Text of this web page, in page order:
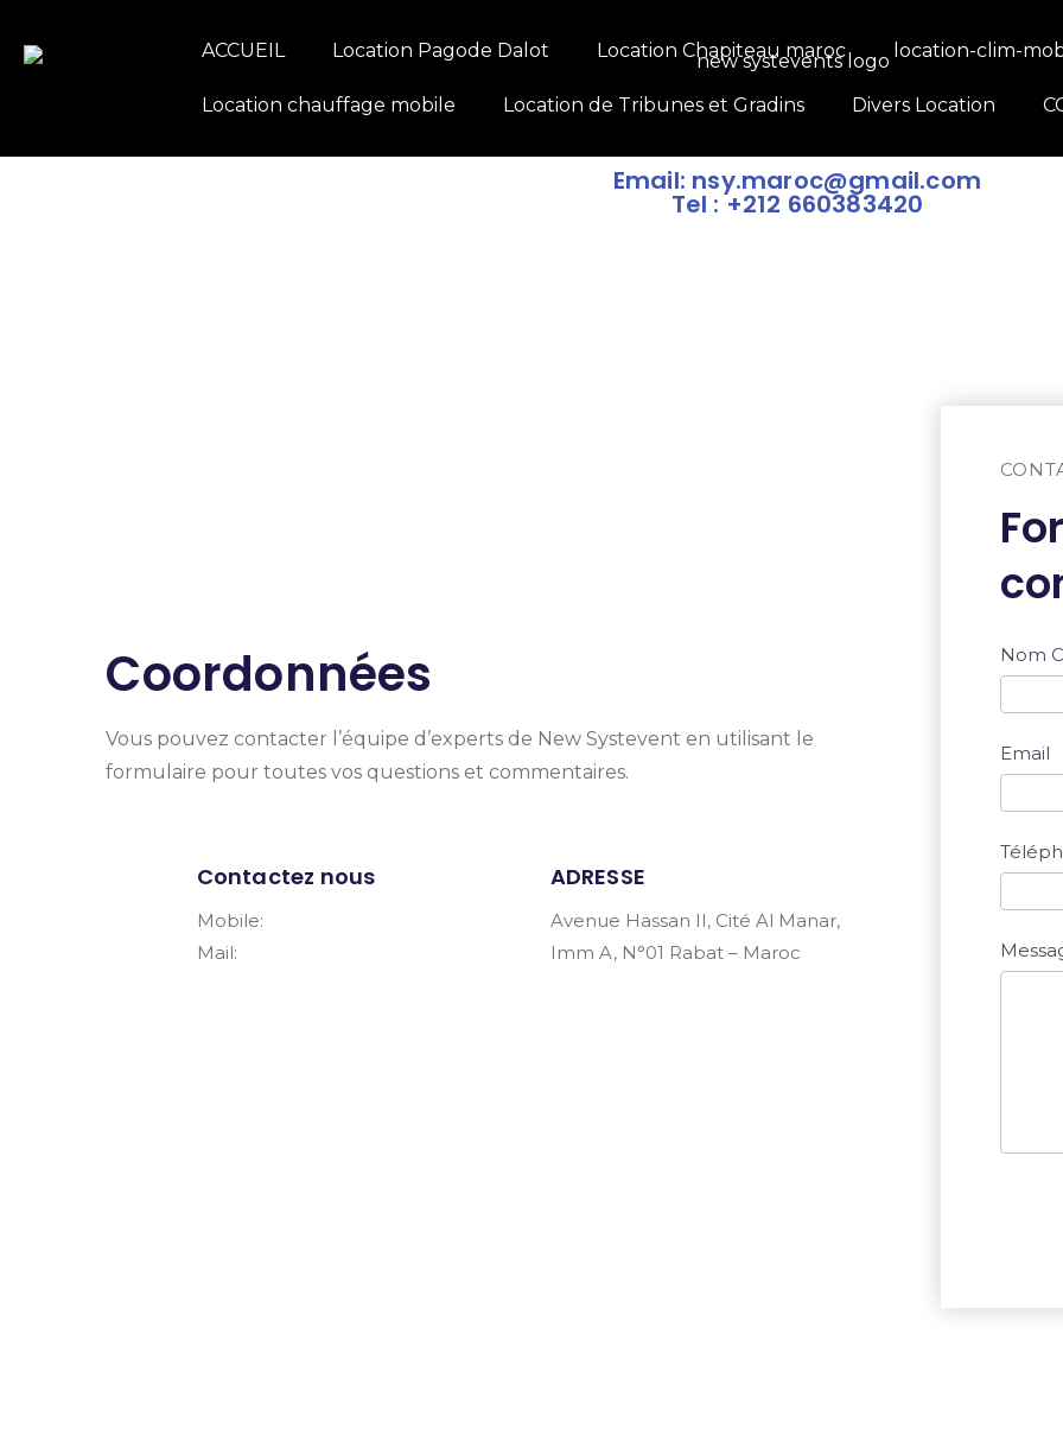
ACCUEIL Location Pagode Dalot Location Chapiteau maroc location-clim-
Location chauffage mobile Location de Tribunes et Gradins Divers Location
Email: nsy.maroc@gmail.com
Tel : +212 660383420
Coordonnées
Vous pouvez contacter l’équipe d’experts de New Systevent en utilisant le
formulaire pour toutes vos questions et commentaires.
Contactez nous
Mobile:
Mail:
ADRESSE
Avenue Hassan II, Cité Al Manar,
Imm A, N°01 Rabat – Maroc
Nom
Email
Si vous
ne